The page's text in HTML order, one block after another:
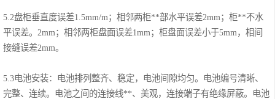
5.2盘柜垂直度误差1.5mm/m；相邻两柜**部水平误差2mm；柜**不水
平误差。2mm；相邻两柜盘面误差1mm；柜盘面误差小于5mm，相间
接缝误差2mm。
5.3电池安装：电池排列整齐、稳定，电池间隙均匀。电池编号清晰、
完整、连续。电池之间的连接线**、美观，连接端子有绝缘屏蔽。电池